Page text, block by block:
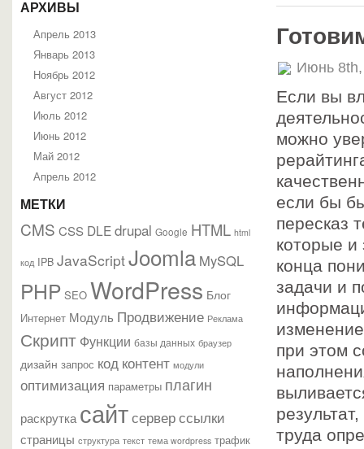
АРХИВЫ
Апрель 2013
Январь 2013
Ноябрь 2012
Август 2012
Июль 2012
Июнь 2012
Май 2012
Апрель 2012
МЕТКИ
CMS CSS DLEdrupal Google HTML html
код IPB JavaScriptJoomla MySQL
PHP SEO WordPress Блог
Интернет Модуль Продвижение Реклама
Скрипт Функции базы данных браузер
дизайн запрос код контент модули
оптимизация параметры плагин
раскрутка сайтсерверссылки
страницы структура текст тема wordpress трафик
Июнь
Если вы
можно
если бы
пересказ
которые и
конца
задачи и
при этом
труда